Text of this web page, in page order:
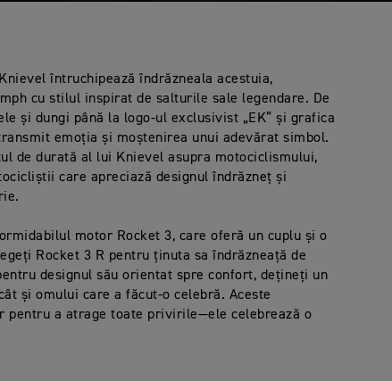
întruchipează îndrăzneala acestuia,
cu stilul inspirat de salturile sale legendare. De
și dungi până la logo-ul exclusivist „EK” și grafica
emoția și moștenirea unui adevărat simbol.
de durată al lui Knievel asupra motociclismului,
care apreciază designul îndrăzneț și
motor Rocket 3, care oferă un cuplu și o
Rocket 3 R pentru ținuta sa îndrăzneață de
designul său orientat spre confort, dețineți un
și omului care a făcut-o celebră. Aceste
pentru a atrage toate privirile—ele celebrează o